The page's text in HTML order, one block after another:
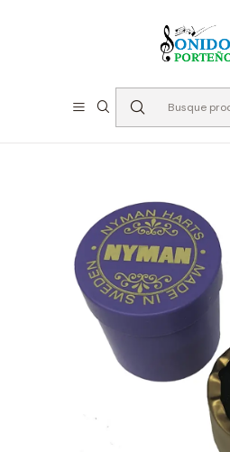
Instrumentos de Cuerda